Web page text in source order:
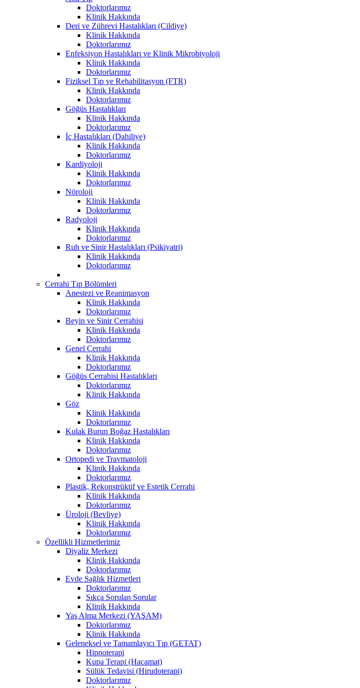
Doktorlarımız
Klinik Hakkında
Deri ve Zührevi Hastalıkları (Cildiye)
Klinik Hakkında
Doktorlarımız
Enfeksiyon Hastalıkları ve Klinik Mikrobiyoloji
Klinik Hakkında
Doktorlarımız
Fiziksel Tıp ve Rehabilitasyon (FTR)
Klinik Hakkında
Doktorlarımız
Göğüs Hastalıkları
Klinik Hakkında
Doktorlarımız
İç Hastalıkları (Dahiliye)
Klinik Hakkında
Doktorlarımız
Kardiyoloji
Klinik Hakkında
Doktorlarımız
Nöroloji
Klinik Hakkında
Doktorlarımız
Radyoloji
Klinik Hakkında
Doktorlarımız
Ruh ve Sinir Hastalıkları (Psikiyatri)
Klinik Hakkında
Doktorlarımız
Cerrahi Tıp Bölümleri
Anestezi ve Reanimasyon
Klinik Hakkında
Doktorlarımız
Beyin ve Sinir Cerrahisi
Klinik Hakkında
Doktorlarımız
Genel Cerrahi
Klinik Hakkında
Doktorlarımız
Göğüs Cerrahisi Hastalıkları
Doktorlarımız
Klinik Hakkında
Göz
Klinik Hakkında
Doktorlarımız
Kulak Burun Boğaz Hastalıkları
Klinik Hakkında
Doktorlarımız
Ortopedi ve Travmatoloji
Klinik Hakkında
Doktorlarımız
Plastik, Rekonstrüktif ve Estetik Cerrahi
Klinik Hakkında
Doktorlarımız
Üroloji (Bevliye)
Klinik Hakkında
Doktorlarımız
Özellikli Hizmetlerimiz
Diyaliz Merkezi
Klinik Hakkında
Doktorlarımız
Evde Sağlık Hizmetleri
Doktorlarımız
Sıkça Sorulan Sorular
Klinik Hakkında
Yaş Alma Merkezi (YAŞAM)
Doktorlarımız
Klinik Hakkında
Geleneksel ve Tamamlayıcı Tıp (GETAT)
Hipnoterapi
Kupa Terapi (Hacamat)
Sülük Tedavisi (Hirudoterapi)
Doktorlarımız